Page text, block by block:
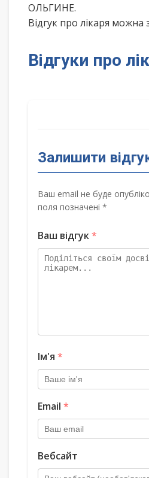
ОЛЬГИНЕ.
Відгук про лікаря
Відгуки про
Залишити
Ваш email не буде
поля позначені *
Ваш відгук*
Ім'я *
Email *
Вебсайт